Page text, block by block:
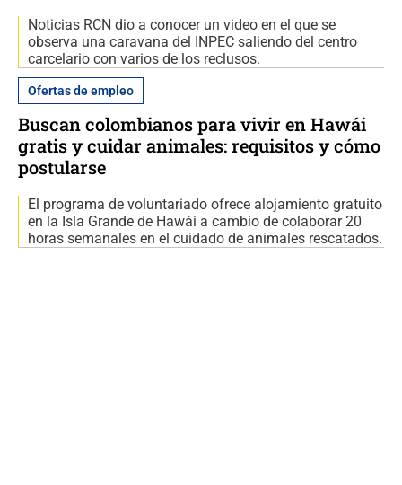
Noticias RCN dio a conocer un video en el que se
observa una caravana del INPEC saliendo del centro
carcelario con varios de los reclusos.
Ofertas de empleo
Buscan colombianos para vivir en Hawái
gratis y cuidar animales: requisitos y cómo
postularse
El programa de voluntariado ofrece alojamiento gratuito
en la Isla Grande de Hawái a cambio de colaborar 20
horas semanales en el cuidado de animales rescatados.